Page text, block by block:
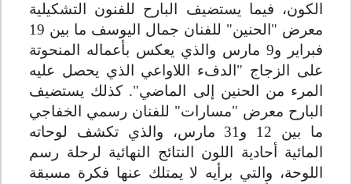
الكون، فيما يستضيف البارح للفنون التشكيلية
معرض "الحنين" للفنان جمال اليوسف ما بين 19
فبراير و9 مارس والذي يعكس بأعماله المنحوتة
على الزجاج "الدفء اللاواعي الذي يحصل عليه
المرء من الحنين إلى الماضي". كذلك يستضيف
البارح معرض "مسارات" للفنان رسمي الخفاجي
ما بين 12 و31 مارس، والذي تكشف لوحاته
المائية أحادية اللون النتائج النهائية لرحلة رسم
اللوحة، والتي برأيه لا يمتلك عنها فكرة مسبقة